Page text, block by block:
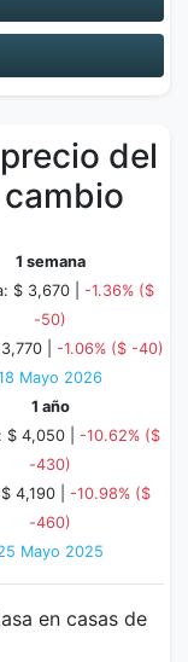
del
1 semana
$ 3,670 | -1.36% ($
-50)
| -1.06% ($ -40)
Mayo 2026
1 año
$ 4,050 | -10.62% ($
-430)
4,190 | -10.98% ($
-460)
Mayo 2025
en casas de